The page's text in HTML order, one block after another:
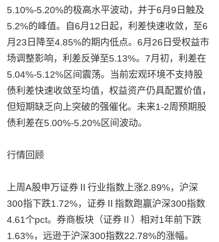
5.10%-5.20%的极高水平波动，并于6月9日触及
5.2%的峰值。自6月12日起，利差快速收敛，至6
月23日降至4.85%的期内低点。6月26日受权益市
场调整影响，利差反弹至5.13%。7月初，利差在
5.04%-5.12%区间震荡。当前宏观环境不支持股
债利差快速收敛至均值，权益资产仍具配置价值，
但短期缺乏向上突破的强催化。未来1-2周预期股
债利差在5.00%-5.20%区间波动。
行情回顾
上周A股申万证券Ⅱ行业指数上涨2.89%，沪深
300指下跌1.72%，证券Ⅱ指数跑赢沪深300指数
4.61个pct。券商板块（证券Ⅱ）相对1年前下跌
1.63%，远逊于沪深300指数22.78%的涨幅。